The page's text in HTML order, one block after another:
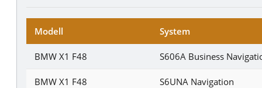
Modell System
BMW X1 F48 S606A Business
BMW X1 F48 S6UNA Navigation